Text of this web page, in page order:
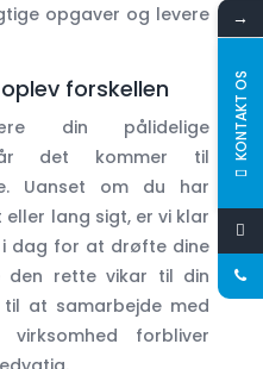
opgaver og levere
forskellen
din pålidelige
det kommer til
Uanset om du har
lang sigt, er vi klar
dag for at drøfte dine
den rette vikar til din
til at samarbejde med
forbliver
→
KONTAKT OS